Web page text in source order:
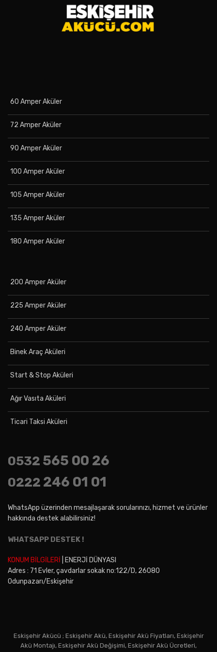
60 Amper Aküler
72 Amper Aküler
90 Amper Aküler
100 Amper Aküler
105 Amper Aküler
135 Amper Aküler
180 Amper Aküler
200 Amper Aküler
225 Amper Aküler
240 Amper Aküler
Binek Araç Aküleri
Start & Stop Aküleri
Ağır Vasıta Aküleri
Ticari Taksi Aküleri
0532 565 00 26
0222 246 01 01
WhatsApp üzerinden mesajlaşarak sorularınızı, hizmet ve ürünler
hakkında destek alabilirsiniz!
WHATSAPP DESTEK !
KONUM BİLGİLERİ | ENERJİ DÜNYASI
Adres : 71 Evler, çavdarlar sokak no:122/D, 26080
Odunpazarı/Eskişehir
Eskişehir Akücü ; Eskişehir Akü, Eskişehir Akü Fiyatları, Eskişehir
Akü Montajı, Eskişehir Akü Değişimi, Eskişehir Akü Ücretleri,